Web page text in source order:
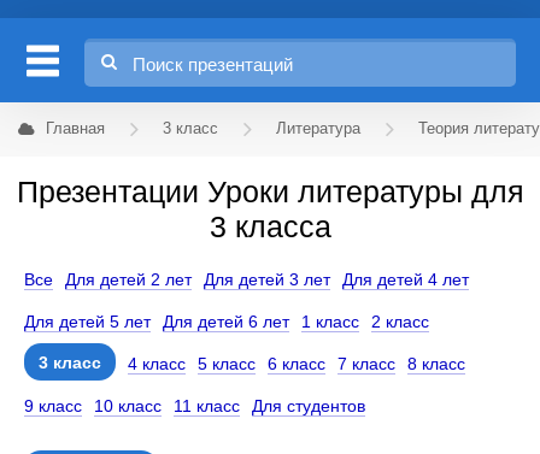
Главная 3 класс Литература Теория
Презентации Уроки литературы для
3 класса
Все Для детей 2 лет Для детей 3 лет Для детей 4 лет
Для детей 5 лет Для детей 6 лет 1 класс 2 класс
3 класс 4 класс 5 класс 6 класс 7 класс 8 класс
9 класс 10 класс 11 класс Для студентов